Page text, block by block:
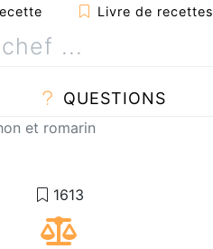
Livre de recettes
QUESTIONS
et romarin